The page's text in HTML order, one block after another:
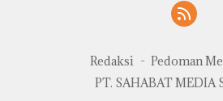
Redaksi
Pedoman
PT. SAHABAT MEDIA